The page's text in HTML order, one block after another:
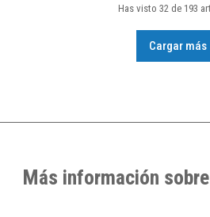
Has visto 32 de 193
Cargar más
Más información